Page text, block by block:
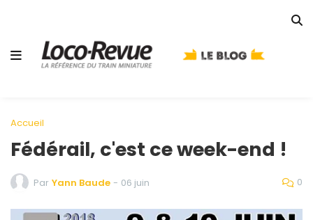
Accueil
Fédérail, c'est ce week-end !
Par Yann Baude - 06 juin 0